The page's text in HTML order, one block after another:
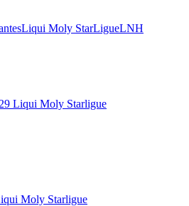
Liqui Moly StarLigueLNH
Liqui Moly Starligue
Moly Starligue